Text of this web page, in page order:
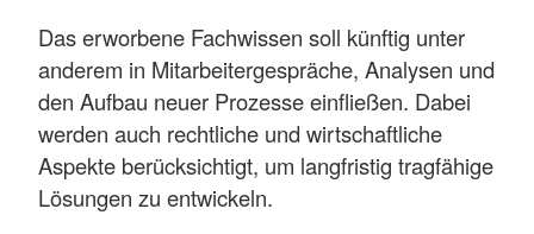
Das erworbene Fachwissen soll künftig unter
anderem in Mitarbeitergespräche, Analysen und
den Aufbau neuer Prozesse einfließen. Dabei
werden auch rechtliche und wirtschaftliche
Aspekte berücksichtigt, um langfristig tragfähige
Lösungen zu entwickeln.